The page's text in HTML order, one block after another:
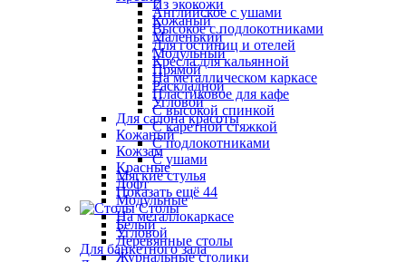
Английское с ушами
Высокое с подлокотниками
Для гостиниц и отелей
Кресла для кальянной
На металлическом каркасе
Пластиковое для кафе
С высокой спинкой
С каретной стяжкой
С подлокотниками
С ушами
Мягкие стулья
Показать ещё 44
Столы
Белый
Деревянные столы
Журнальные столики
Из экокожи
Кожаный
Маленький
Модульный
Прямой
Раскладной
Угловой
Для салона красоты
Кожаный
Кожзам
Красные
Лофт
Модульные
На металлокаркасе
Угловой
Для банкетного зала